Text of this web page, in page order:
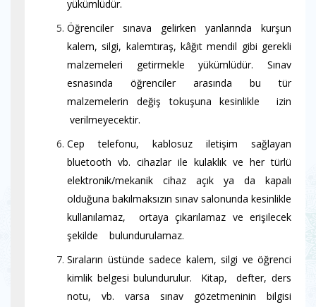
yükümlüdür.
Öğrenciler sınava gelirken yanlarında kurşun
kalem, silgi, kalemtıraş, kâğıt mendil gibi gerekli
malzemeleri getirmekle yükümlüdür. Sınav
esnasında öğrenciler arasında bu tür
malzemelerin değiş tokuşuna kesinlikle izin
verilmeyecektir.
Cep telefonu, kablosuz iletişim sağlayan
bluetooth vb. cihazlar ile kulaklık ve her türlü
elektronik/mekanik cihaz açık ya da kapalı
olduğuna bakılmaksızın sınav salonunda kesinlikle
kullanılamaz, ortaya çıkarılamaz ve erişilecek
şekilde bulundurulamaz.
Sıraların üstünde sadece kalem, silgi ve öğrenci
kimlik belgesi bulundurulur. Kitap, defter, ders
notu, vb. varsa sınav gözetmeninin bilgisi